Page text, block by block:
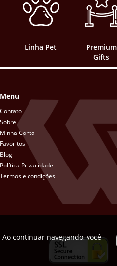
Linha Pet
Premium
Gifts
Menu
Contato
Sobre
Minha Conta
Favoritos
Blog
Política Privacidade
Termos e condições
continuar navegando, você